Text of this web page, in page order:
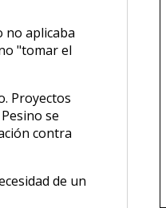
no aplicaba
"tomar el
Proyectos
se
contra
de un